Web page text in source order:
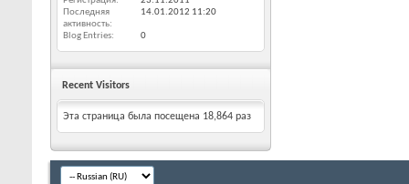
Последняя
активность
14.01.2012 11:20
Blog Entries 0
Recent Visitors
Эта страница была посещена 18,864 раз